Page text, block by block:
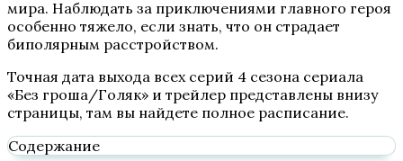
мира. Наблюдать за приключениями главного героя
особенно тяжело, если знать, что он страдает
биполярным расстройством.
Точная дата выхода всех серий 4 сезона сериала
«Без гроша/Голяк» и трейлер представлены внизу
страницы, там вы найдете полное расписание.
Содержание